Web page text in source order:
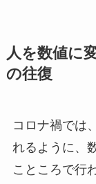
人を数値に
の往復
コロナ禍では
れるように、
こところで行